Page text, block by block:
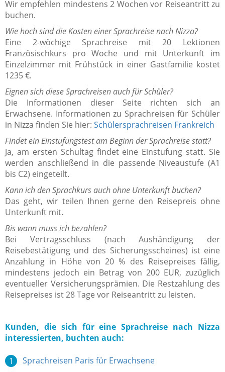
Wir empfehlen mindestens 2 Wochen vor Reiseantritt zu
buchen.
Wie hoch sind die Kosten einer Sprachreise nach Nizza?
Eine 2-wöchige Sprachreise mit 20 Lektionen
Französischkurs pro Woche und mit Unterkunft im
Einzelzimmer mit Frühstück in einer Gastfamilie kostet
1235 €.
Eignen sich diese Sprachreisen auch für Schüler?
Die Informationen dieser Seite richten sich an
Erwachsene. Informationen zu Sprachreisen für Schüler
in Nizza finden Sie hier: Schülersprachreisen Frankreich
Findet ein Einstufungstest am Beginn der Sprachreise statt?
Ja, am ersten Schultag findet eine Einstufung statt. Sie
werden anschließend in die passende Niveaustufe (A1
bis C2) eingeteilt.
Kann ich den Sprachkurs auch ohne Unterkunft buchen?
Das geht, wir teilen Ihnen gerne den Reisepreis ohne
Unterkunft mit.
Bis wann muss ich bezahlen?
Bei Vertragsschluss (nach Aushändigung der
Reisebestätigung und des Sicherungsscheines) ist eine
Anzahlung in Höhe von 20 % des Reisepreises fällig,
mindestens jedoch ein Betrag von 200 EUR, zuzüglich
eventueller Versicherungsprämien. Die Restzahlung des
Reisepreises ist 28 Tage vor Reiseantritt zu leisten.
Kunden, die sich für eine Sprachreise nach Nizza
interessierten, buchten auch:
Sprachreisen Paris für Erwachsene